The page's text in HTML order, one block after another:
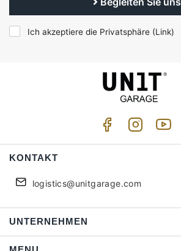
Ich akzeptiere die Privatsphäre (Link)
KONTAKT
logistics@unitgarage.com
UNTERNEHMEN